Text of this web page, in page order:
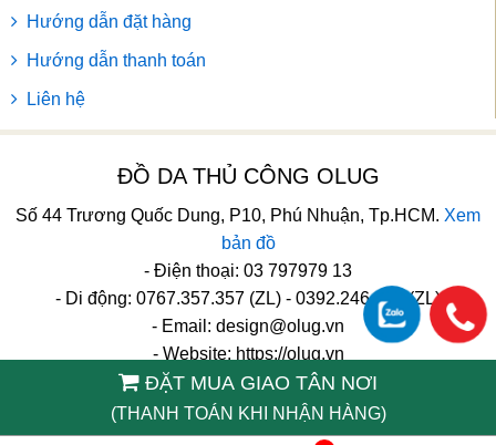
ĐẶT MUA GIAO TÂN NƠI
(THANH TOÁN KHI NHẬN HÀNG)
Hướng dẫn đặt hàng
Hướng dẫn thanh toán
Liên hệ
ĐỒ DA THỦ CÔNG OLUG
Số 44 Trương Quốc Dung, P10, Phú Nhuận, Tp.HCM. Xem
bản đồ
- Điện thoại: 03 797979 13
- Di động: 0767.357.357 (ZL) - 0392.246.246 (ZL)
- Email: design@olug.vn
- Website: https://olug.vn